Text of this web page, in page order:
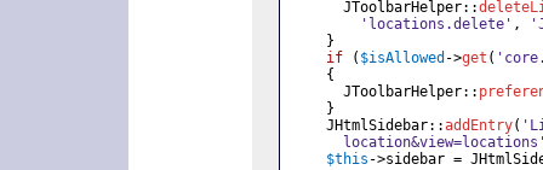
JToolbarHelper::
'locations.delete' ,
}
if
( $isAllowed ->get (
{
JToolbarHelper::
}
JHtmlSidebar::addEntry(
$this ->sidebar =